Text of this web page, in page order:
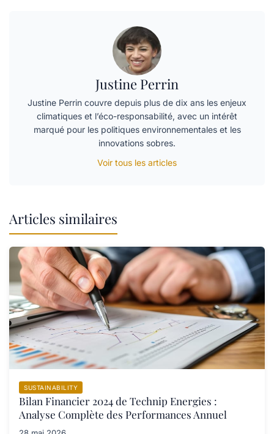
Justine Perrin
Justine Perrin couvre depuis plus de dix ans les enjeux
climatiques et l’éco-responsabilité, avec un intérêt
marqué pour les politiques environnementales et les
innovations sobres.
Voir tous les articles
Articles similaires
SUSTAINABILITY
Bilan Financier 2024 de Technip Energies :
Analyse Complète des Performances Annuel